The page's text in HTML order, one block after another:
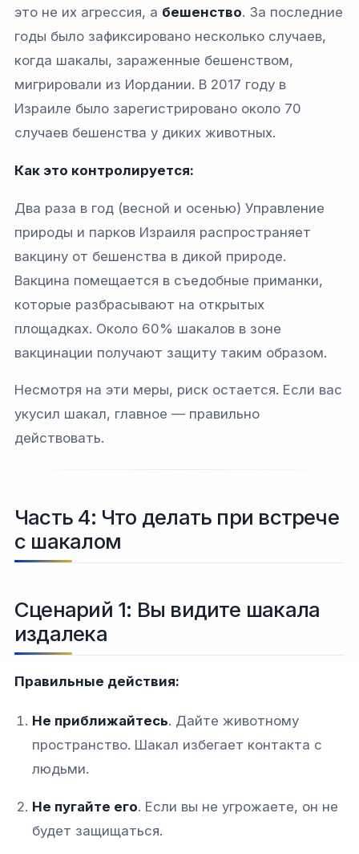
это не их агрессия, а бешенство. За последние
годы было зафиксировано несколько случаев,
когда шакалы, зараженные бешенством,
мигрировали из Иордании. В 2017 году в
Израиле было зарегистрировано около 70
случаев бешенства у диких животных.
Как это контролируется:
Два раза в год (весной и осенью) Управление
природы и парков Израиля распространяет
вакцину от бешенства в дикой природе.
Вакцина помещается в съедобные приманки,
которые разбрасывают на открытых
площадках. Около 60% шакалов в зоне
вакцинации получают защиту таким образом.
Несмотря на эти меры, риск остается. Если вас
укусил шакал, главное — правильно
действовать.
Часть 4: Что делать при встрече
с шакалом
Сценарий 1: Вы видите шакала
издалека
Правильные действия:
Не приближайтесь. Дайте животному
пространство. Шакал избегает контакта с
людьми.
Не пугайте его. Если вы не угрожаете, он не
будет защищаться.